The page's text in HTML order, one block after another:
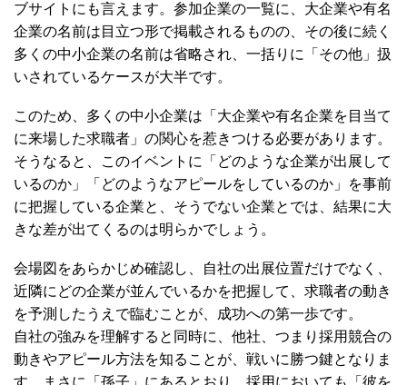
ブサイトにも言えます。参加企業の一覧に、大企業や有名
企業の名前は目立つ形で掲載されるものの、その後に続く
多くの中小企業の名前は省略され、一括りに「その他」扱
いされているケースが大半です。
このため、多くの中小企業は「大企業や有名企業を目当て
に来場した求職者」の関心を惹きつける必要があります。
そうなると、このイベントに「どのような企業が出展して
いるのか」「どのようなアピールをしているのか」を事前
に把握している企業と、そうでない企業とでは、結果に大
きな差が出てくるのは明らかでしょう。
会場図をあらかじめ確認し、自社の出展位置だけでなく、
近隣にどの企業が並んでいるかを把握して、求職者の動き
を予測したうえで臨むことが、成功への第一歩です。
自社の強みを理解すると同時に、他社、つまり採用競合の
動きやアピール方法を知ることが、戦いに勝つ鍵となりま
す。まさに「孫子」にあるとおり、採用においても「彼を